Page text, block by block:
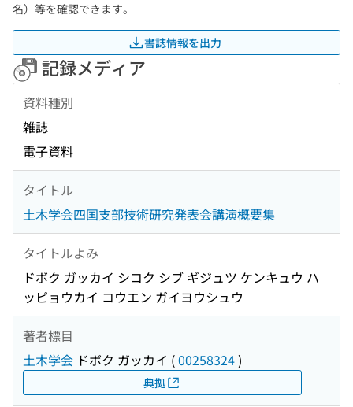
名）等を確認できます。
書誌情報を出力
記録メディア
資料種別
雑誌
電子資料
タイトル
土木学会四国支部技術研究発表会講演概要集
タイトルよみ
ドボク ガッカイ シコク シブ ギジュツ ケンキュウ ハ
ッピョウカイ コウエン ガイヨウシュウ
著者標目
土木学会 ドボク ガッカイ (00258324)
典拠